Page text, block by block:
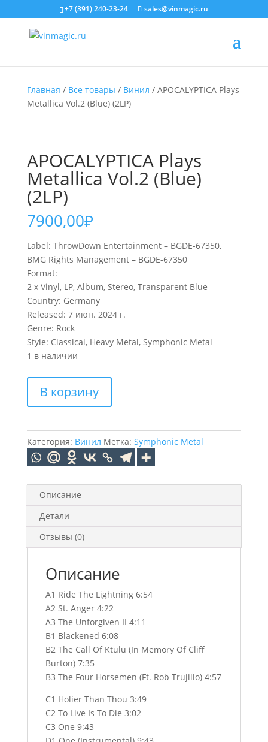
+7 (391) 240-23-24 sales@vinmagic.ru
Главная / Все товары / Винил / APOCALYPTICA Plays
Metallica Vol.2 (Blue) (2LP)
APOCALYPTICA Plays
Metallica Vol.2 (Blue)
(2LP)
7900,00₽
Label: ThrowDown Entertainment – BGDE-67350,
BMG Rights Management – BGDE-67350
Format:
2 x Vinyl, LP, Album, Stereo, Transparent Blue
Country: Germany
Released: 7 июн. 2024 г.
Genre: Rock
Style: Classical, Heavy Metal, Symphonic Metal
1 в наличии
товара
APOCALYPTICA
Metallica
Vol.2
(Blue)
В корзину
Категория: Винил Метка: Symphonic Metal
Описание
Детали
Отзывы (0)
Описание
A1 Ride The Lightning 6:54
A2 St. Anger 4:22
A3 The Unforgiven II 4:11
B1 Blackened 6:08
B2 The Call Of Ktulu (In Memory Of Cliff
Burton) 7:35
B3 The Four Horsemen (Ft. Rob Trujillo) 4:57
C1 Holier Than Thou 3:49
C2 To Live Is To Die 3:02
C3 One 9:43